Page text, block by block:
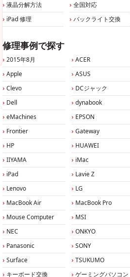
液晶分解方法
全国対応
iPad 修理
バックライト交換
修理事例で探す
2015年8月
ACER
Apple
ASUS
Clevo
DCジャック
Dell
dynabook
eMachines
EPSON
Frontier
Gateway
HP
HUAWEI
IIYAMA
iMac
iPad
Lavie Z
Lenovo
LG
MacBook Air
MacBook Pro
Mouse Computer
MSI
NEC
ONKYO
Panasonic
SONY
Surface
TSUKUMO
キーボード交換
ゲーミングパソコン